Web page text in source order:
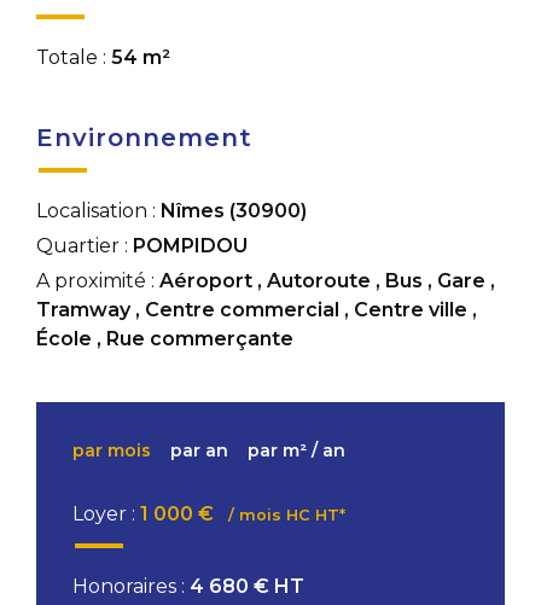
Totale : 54 m²
Environnement
Localisation : Nîmes (30900)
Quartier : POMPIDOU
A proximité : Aéroport , Autoroute , Bus , Gare ,
Tramway , Centre commercial , Centre ville ,
École , Rue commerçante
par mois par an par m² / an
Loyer : 1 000 € / mois HC HT*
Honoraires : 4 680 € HT